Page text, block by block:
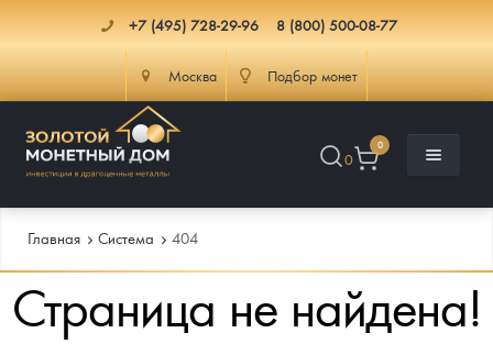
+7 (495) 728-29-96 8 (800) 500-08-77
Москва Подбор монет
0
0
Каталог
Главная Система 404
Страница не найдена!